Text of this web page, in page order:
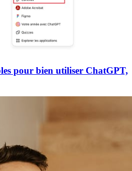
pour bien utiliser ChatGPT,